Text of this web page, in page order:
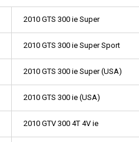
2010 GTS 300 ie Super
2010 GTS 300 ie Super Sport
2010 GTS 300 ie Super (USA)
2010 GTS 300 ie (USA)
2010 GTV 300 4T 4V ie